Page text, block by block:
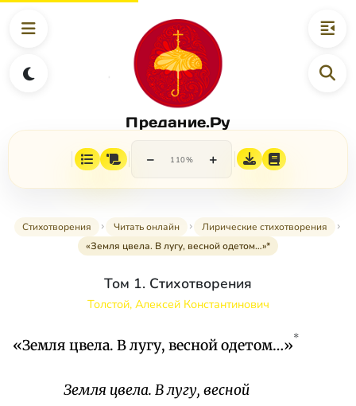
Предание.Ру
− 110% +
Стихотворения Читать онлайн
Лирические стихотворения
«Земля цвела. В лугу, весной одетом…»*
Том 1. Стихотворения
Толстой, Алексей Константинович
«Земля цвела. В лугу, весной одетом…»*
Земля цвела. В лугу, весной